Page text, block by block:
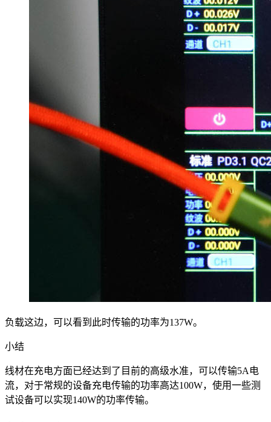
负载这边，可以看到此时传输的功率为137W。
小结
线材在充电方面已经达到了目前的高级水准，可以传输5A电
流，对于常规的设备充电传输的功率高达100W，使用一些测
试设备可以实现140W的功率传输。